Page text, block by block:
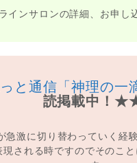
インサロンの詳細、お申し
と通信「神理の一
読掲載中！
急激に切り替わっていく経
される時ですのでそのこ